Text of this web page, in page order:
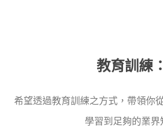
教育訓練：
希望透過教育訓練之方式，帶領你
學習到足夠的業界